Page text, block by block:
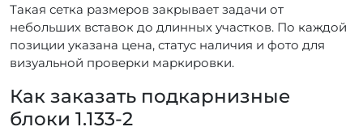
Такая сетка размеров закрывает задачи от
небольших вставок до длинных участков. По каждой
позиции указана цена, статус наличия и фото для
визуальной проверки маркировки.
Как заказать подкарнизные
блоки 1.133-2